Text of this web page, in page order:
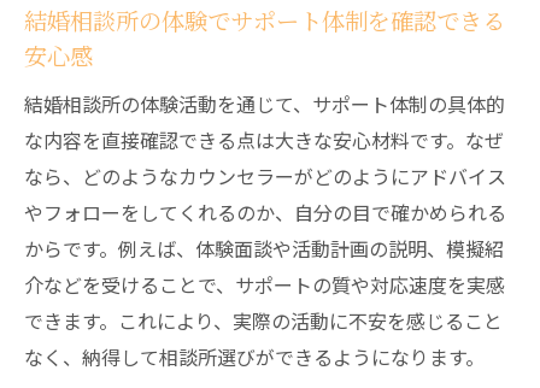
げる仕組み
体験活動で分かる結婚相談所の安心サポート体
制
結婚相談所の体験活動でサポート体制を体
感する
体験活動が結婚相談所の安心感を生み出す
理由
千歳市の結婚相談所で実感できる手厚いサ
ポート
体験活動を通じて信頼できる相談所を見極
結婚相談所の体験でサポート体制を確認できる
安心感
結婚相談所の体験活動を通じて、サポート体制の具体的
な内容を直接確認できる点は大きな安心材料です。なぜ
なら、どのようなカウンセラーがどのようにアドバイス
やフォローをしてくれるのか、自分の目で確かめられる
からです。例えば、体験面談や活動計画の説明、模擬紹
介などを受けることで、サポートの質や対応速度を実感
できます。これにより、実際の活動に不安を感じること
なく、納得して相談所選びができるようになります。